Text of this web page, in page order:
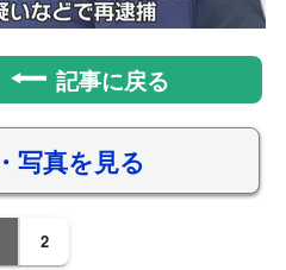
記事に戻る
写真を見る
2